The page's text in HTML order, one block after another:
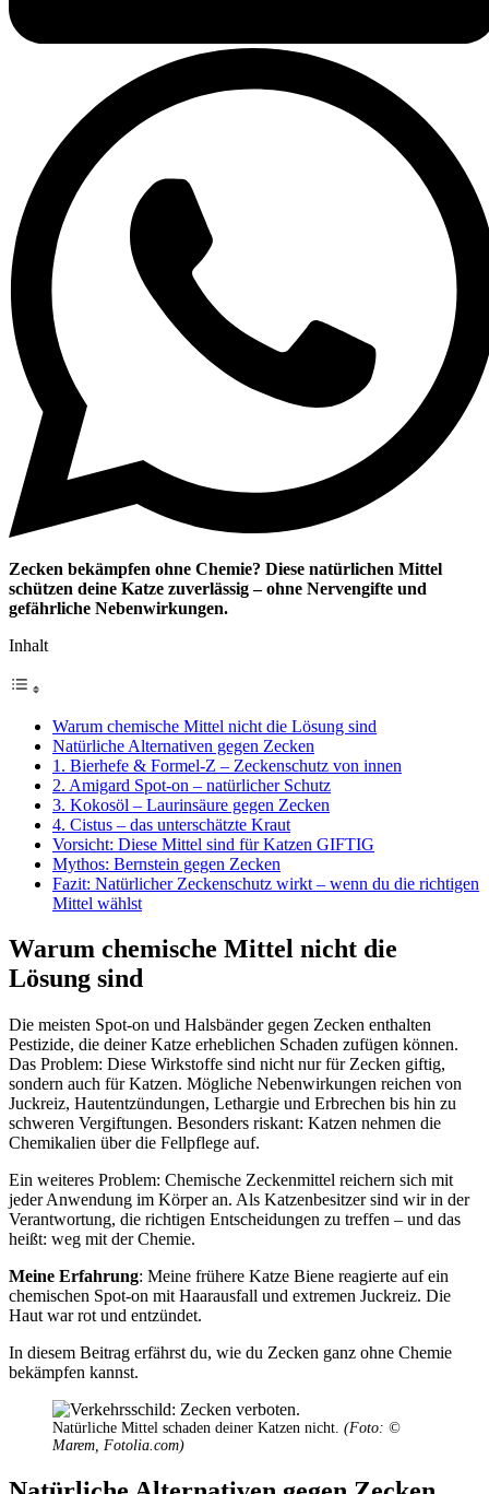
Zecken bekämpfen ohne Chemie? Diese natürlichen Mittel
schützen deine Katze zuverlässig – ohne Nervengifte und
gefährliche Nebenwirkungen.
Inhalt
Warum chemische Mittel nicht die Lösung sind
Natürliche Alternativen gegen Zecken
1. Bierhefe & Formel-Z – Zeckenschutz von innen
2. Amigard Spot-on – natürlicher Schutz
3. Kokosöl – Laurinsäure gegen Zecken
4. Cistus – das unterschätzte Kraut
Vorsicht: Diese Mittel sind für Katzen GIFTIG
Mythos: Bernstein gegen Zecken
Fazit: Natürlicher Zeckenschutz wirkt – wenn du die richtigen
Mittel wählst
Warum chemische Mittel nicht die
Lösung sind
Die meisten Spot-on und Halsbänder gegen Zecken enthalten
Pestizide, die deiner Katze erheblichen Schaden zufügen können.
Das Problem: Diese Wirkstoffe sind nicht nur für Zecken giftig,
sondern auch für Katzen. Mögliche Nebenwirkungen reichen von
Juckreiz, Hautentzündungen, Lethargie und Erbrechen bis hin zu
schweren Vergiftungen. Besonders riskant: Katzen nehmen die
Chemikalien über die Fellpflege auf.
Ein weiteres Problem: Chemische Zeckenmittel reichern sich mit
jeder Anwendung im Körper an. Als Katzenbesitzer sind wir in der
Verantwortung, die richtigen Entscheidungen zu treffen – und das
heißt: weg mit der Chemie.
Meine Erfahrung: Meine frühere Katze Biene reagierte auf ein
chemischen Spot-on mit Haarausfall und extremen Juckreiz. Die
Haut war rot und entzündet.
In diesem Beitrag erfährst du, wie du Zecken ganz ohne Chemie
bekämpfen kannst.
Natürliche Mittel schaden deiner Katzen nicht. (Foto: ©
Marem, Fotolia.com)